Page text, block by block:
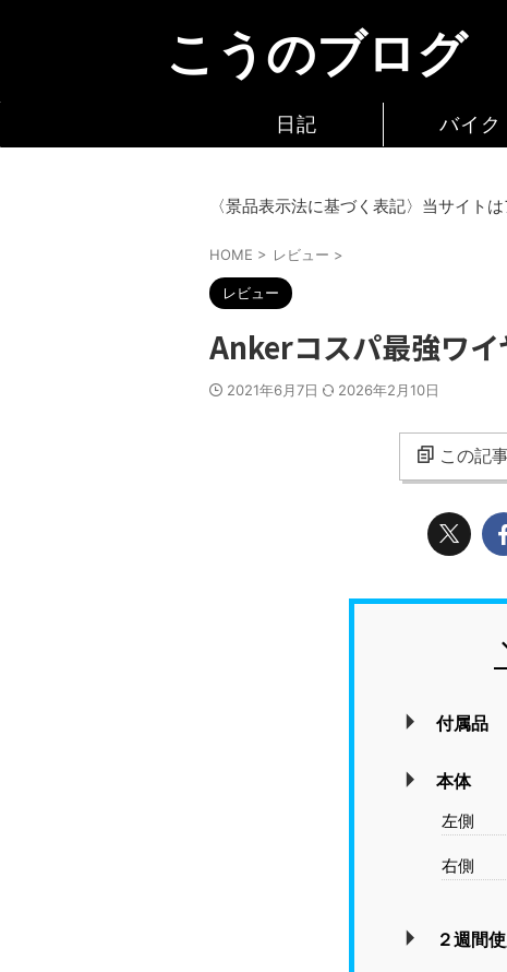
こうのブログ
日記 バイク
〈景品表示法に基づく表記〉当サイト
HOME > レビュー >
レビュー
Ankerコスパ最強ワ
2021年6月7日 2026年2月10日
この記
付属品
本体
左側
右側
２週間